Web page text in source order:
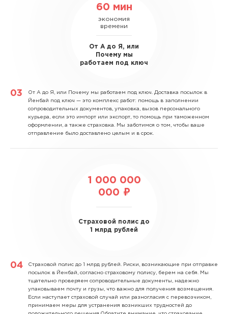
60 мин
экономия
времени
От А до Я, или
Почему мы
работаем под ключ
От А до Я, или Почему мы работаем под ключ.
Доставка посылок в
Йенбай под ключ — это комплекс работ: помощь в заполнении
сопроводительных документов, упаковка, вызов персонального
курьера, если это импорт или экспорт, то помощь при таможенном
оформлении, а также страховка. Мы заботимся о том, чтобы ваше
отправление было доставлено целым и в срок.
1 000 000
000 ₽
Страховой полис до
1 млрд рублей
Страховой полис до 1 млрд рублей.
Риски, возникающие при отправке
посылок в Йенбай, согласно страховому полису, берем на себя. Мы
тщательно проверяем сопроводительные документы, надежно
упаковываем почту и грузы, что важно для получения возмещения.
Если наступает страховой случай или разногласия с перевозчиком,
принимаем меры для устранения возникших трудностей до